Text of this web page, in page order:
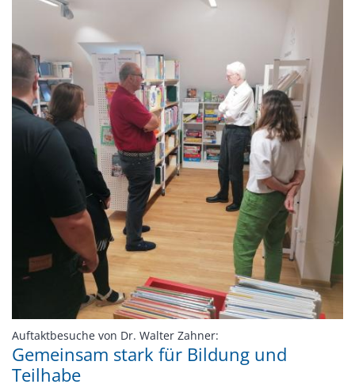
Auftaktbesuche von Dr. Walter Zahner:
Gemeinsam stark für Bildung und
Teilhabe